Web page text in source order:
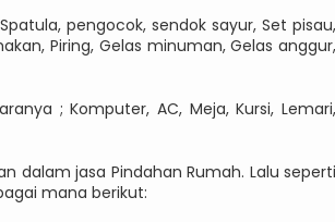
pengocok, sendok sayur, Set pisau,
Piring, Gelas minuman, Gelas anggur,
; Komputer, AC, Meja, Kursi, Lemari,
dalam jasa Pindahan Rumah. Lalu seperti
mana berikut: